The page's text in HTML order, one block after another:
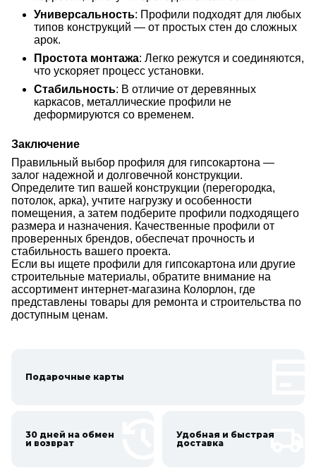
Универсальность: Профили подходят для любых
типов конструкций — от простых стен до сложных
арок.
Простота монтажа: Легко режутся и соединяются,
что ускоряет процесс установки.
Стабильность: В отличие от деревянных
каркасов, металлические профили не
деформируются со временем.
Заключение
Правильный выбор профиля для гипсокартона —
залог надежной и долговечной конструкции.
Определите тип вашей конструкции (перегородка,
потолок, арка), учтите нагрузку и особенности
помещения, а затем подберите профили подходящего
размера и назначения. Качественные профили от
проверенных брендов, обеспечат прочность и
стабильность вашего проекта.
Если вы ищете профили для гипсокартона или другие
строительные материалы, обратите внимание на
ассортимент интернет-магазина Колорлон, где
представлены товары для ремонта и строительства по
доступным ценам.
Подарочные карты
30 дней на обмен
и возврат
Удобная и быстрая
доставка